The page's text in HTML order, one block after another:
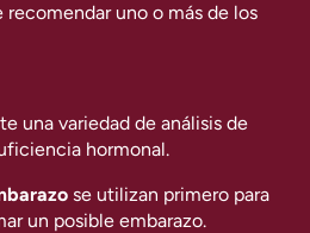
recomendar uno o más de los
una variedad de análisis de
hormonal.
se utilizan primero para
un posible embarazo.